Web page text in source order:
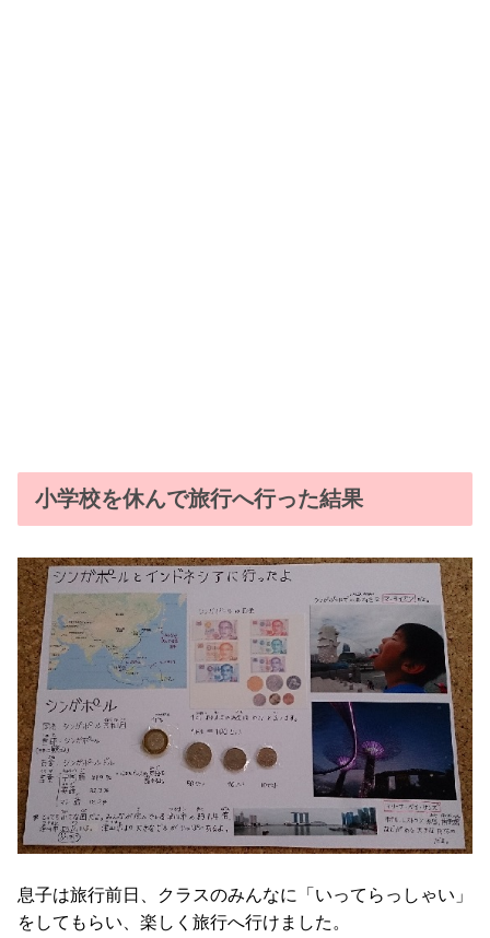
小学校を休んで旅行へ行った結果
息子は旅行前日、クラスのみんなに「いってらっしゃい」
をしてもらい、楽しく旅行へ行けました。